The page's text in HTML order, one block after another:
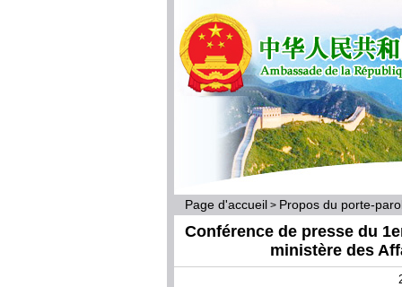
Page d'accueil > Propos du porte-
Conférence de presse du
ministère des